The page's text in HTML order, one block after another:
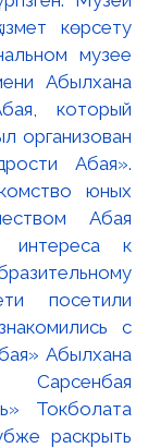
көрсету
музее
Абылхана
который
организован
Абая».
юных
Абая
интереса к
посетили
с
Абылхана
Токболата
раскрыть